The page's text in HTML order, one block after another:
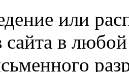
или
сайта в